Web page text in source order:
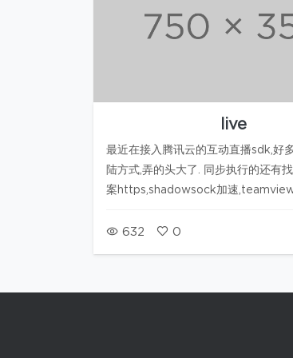
live
最近在接入腾讯云的互动直播sdk,好
陆方式,弄的头大了. 同步执行的还有
案https,shadowsock加速
都放在正事上. 互动直播我的理解是
632 0